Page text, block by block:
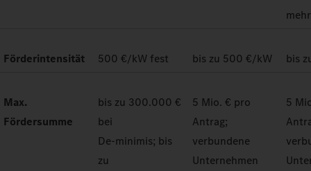
mehr
Förderintensität 500 €/kW fest bis zu 500 €/kW bis
Max.
Fördersumme
bis zu 300.000 €
bei
De-minimis; bis
zu
5 Mio. € pro
Antrag;
verbundene
Unternehmen
5